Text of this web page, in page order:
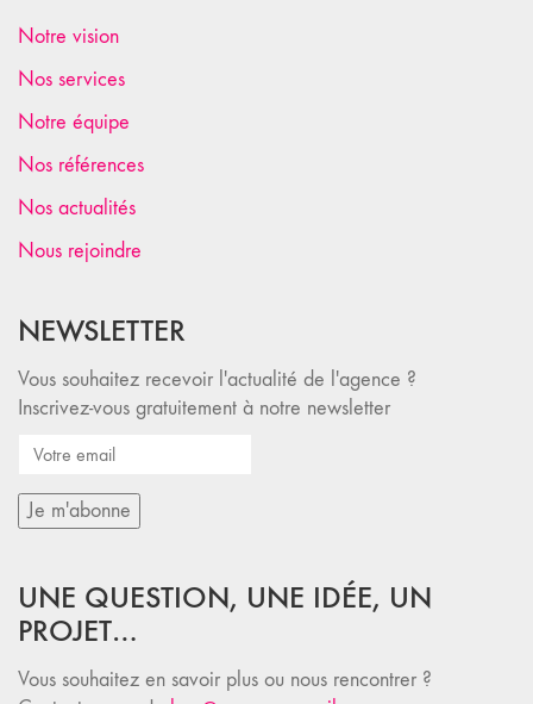
Notre vision
Nos services
Notre équipe
Nos références
Nos actualités
Nous rejoindre
NEWSLETTER
Vous souhaitez recevoir l'actualité de l'agence ?
Inscrivez-vous gratuitement à notre newsletter
UNE QUESTION, UNE IDÉE, UN
PROJET…
Vous souhaitez en savoir plus ou nous rencontrer ?